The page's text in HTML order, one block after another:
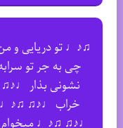
♫♪♩ تو دریایی
چی به جر تو
نشونی بذار
خراب ♩♪♫ ♫♪♩
♩♪♫ ♫♪♩ میخوام